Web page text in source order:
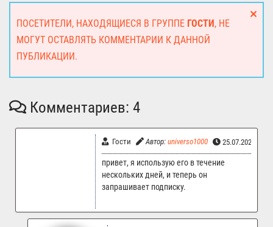
ПОСЕТИТЕЛИ, НАХОДЯЩИЕСЯ В ГРУППЕ ГОСТИ, НЕ
МОГУТ ОСТАВЛЯТЬ КОММЕНТАРИИ К ДАННОЙ
ПУБЛИКАЦИИ.
Комментариев: 4
Гости Автор: universo1000 25.07.2023
привет, я использую его в течение
нескольких дней, и теперь он
запрашивает подписку.